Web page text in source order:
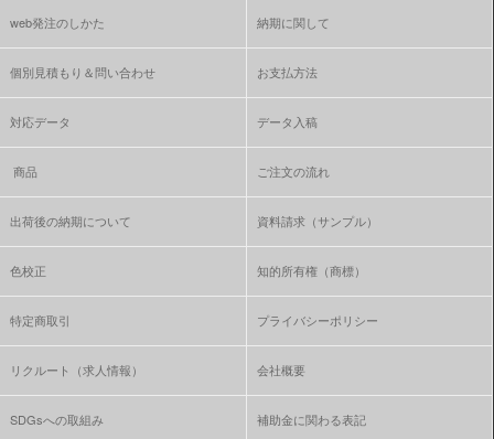
web発注のしかた 納期に関して
個別見積もり＆問い合わせ お支払方法
対応データ データ入稿
商品 ご注文の流れ
出荷後の納期について 資料請求（サンプル）
色校正 知的所有権（商標）
特定商取引 プライバシーポリシー
リクルート（求人情報） 会社概要
SDGsへの取組み 補助金に関わる表記